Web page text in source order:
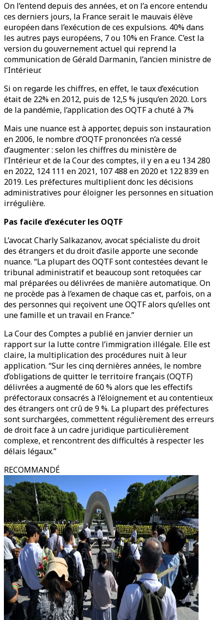
On l’entend depuis des années, et on l’a encore entendu
ces derniers jours, la France serait le mauvais élève
européen dans l’exécution de ces expulsions. 40% dans
les autres pays européens, 7 ou 10% en France. C’est la
version du gouvernement actuel qui reprend la
communication de Gérald Darmanin, l’ancien ministre de
l’Intérieur.
Si on regarde les chiffres, en effet, le taux d’exécution
était de 22% en 2012, puis de 12,5 % jusqu’en 2020. Lors
de la pandémie, l’application des OQTF a chuté à 7%
Mais une nuance est à apporter, depuis son instauration
en 2006, le nombre d’OQTF prononcées n’a cessé
d’augmenter : selon les chiffres du ministère de
l’Intérieur et de la Cour des comptes, il y en a eu 134 280
en 2022, 124 111 en 2021, 107 488 en 2020 et 122 839 en
2019. Les préfectures multiplient donc les décisions
administratives pour éloigner les personnes en situation
irrégulière.
Pas facile d’exécuter les OQTF
L’avocat Charly Salkazanov, avocat spécialiste du droit
des étrangers et du droit d’asile apporte une seconde
nuance. “La plupart des OQTF sont contestées devant le
tribunal administratif et beaucoup sont retoquées car
mal préparées ou délivrées de manière automatique. On
ne procède pas à l’examen de chaque cas et, parfois, on a
des personnes qui reçoivent une OQTF alors qu’elles ont
une famille et un travail en France.”
La Cour des Comptes a publié en janvier dernier un
rapport sur la lutte contre l’immigration illégale. Elle est
claire, la multiplication des procédures nuit à leur
application. “Sur les cinq dernières années, le nombre
d’obligations de quitter le territoire français (OQTF)
délivrées a augmenté de 60 % alors que les effectifs
préfectoraux consacrés à l’éloignement et au contentieux
des étrangers ont crû de 9 %. La plupart des préfectures
sont surchargées, commettent régulièrement des erreurs
de droit face à un cadre juridique particulièrement
complexe, et rencontrent des difficultés à respecter les
délais légaux.”
RECOMMANDÉ